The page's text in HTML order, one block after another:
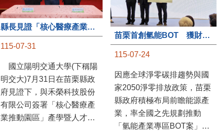
縣長見證「核心醫療產業推動園區」產學合作簽約儀式
115-07-31
國立陽明交通大學(下稱陽
明交大)7月31日在苗栗縣政
府見證下，與禾榮科技股份
有限公司簽署「核心醫療產
業推動園區」產學暨人才培
苗栗首創氫能BOT 獲財政部「突破之翼」肯定
115-07-24
因應全球淨零碳排趨勢與國
家2050淨零排放政策，苗栗
縣政府積極布局前瞻能源產
業，率全國之先規劃推動
「氫能產業專區BOT案」，